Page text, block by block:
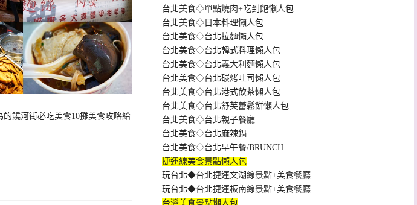
饒河街必吃美食10攤美食攻略給
台北美食◇單點燒肉+吃到飽懶人包
台北美食◇日本料理懶人包
台北美食◇台北拉麵懶人包
台北美食◇台北韓式料理懶人包
台北美食◇台北義大利麵懶人包
台北美食◇台北碳烤吐司懶人包
台北美食◇台北港式飲茶懶人包
台北美食◇台北舒芙蕾鬆餅懶人包
台北美食◇台北親子餐廳
台北美食◇台北麻辣鍋
台北美食◇台北早午餐/BRUNCH
捷運線美食景點懶人包
玩台北◆台北捷運文湖線景點+美食餐廳
玩台北◆台北捷運板南線景點+美食餐廳
台灣美食景點懶人包